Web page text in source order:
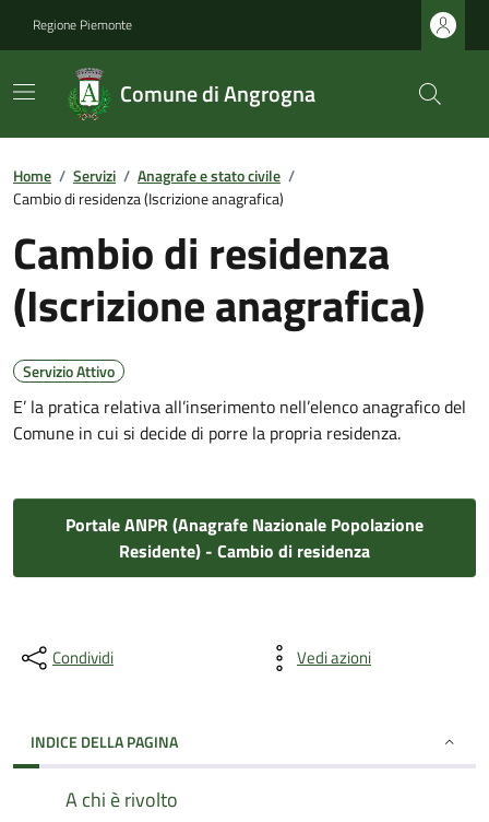
Regione Piemonte
Comune di Angrogna
Home / Servizi / Anagrafe e stato civile /
Cambio di residenza (Iscrizione anagrafica)
Cambio di residenza
(Iscrizione anagrafica)
Servizio Attivo
E’ la pratica relativa all’inserimento nell’elenco anagrafico del
Comune in cui si decide di porre la propria residenza.
Portale ANPR (Anagrafe Nazionale Popolazione
Residente) - Cambio di residenza
Condividi Vedi azioni
INDICE DELLA PAGINA
A chi è rivolto